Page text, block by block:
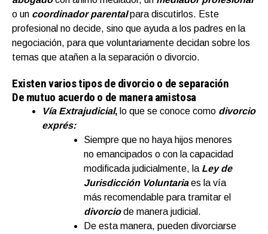
o un coordinador parentalpara discutirlos. Este
profesional no decide, sino que ayuda a los padres en la
negociación, para que voluntariamente decidan sobre los
temas que atañen a la separación o divorcio.
Existen varios tipos de divorcio o de separación
De mutuo acuerdo o de manera amistosa
Vía Extrajudicial, lo que se conoce como divorcio
exprés:
Siempre que no haya hijos menores
no emancipados o con la capacidad
modificada judicialmente, la Ley de
Jurisdicción Voluntariaes la vía
más recomendable para tramitar el
divorciode manera judicial.
De esta manera, pueden divorciarse